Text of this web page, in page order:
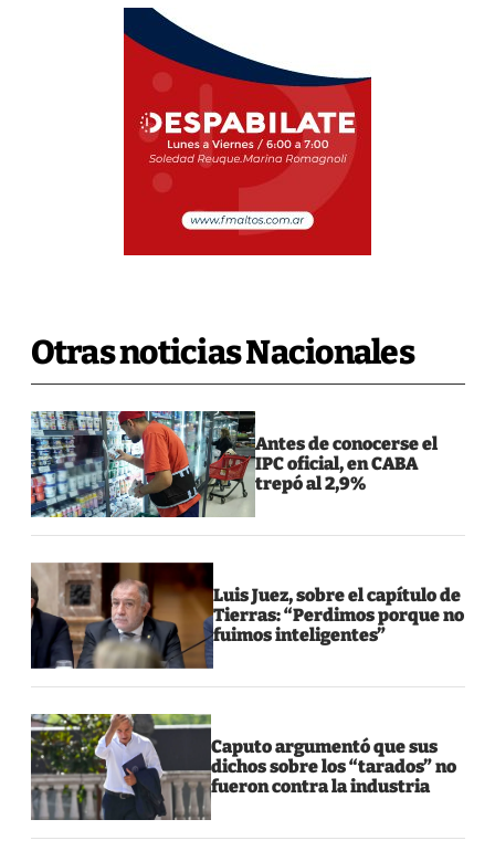
Otras noticias Nacionales
Antes de conocerse el
IPC oficial, en CABA
trepó al 2,9%
Luis Juez, sobre el capítulo de
Tierras: “Perdimos porque no
fuimos inteligentes”
Caputo argumentó que sus
dichos sobre los “tarados” no
fueron contra la industria